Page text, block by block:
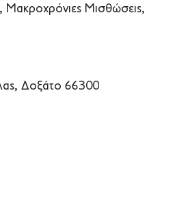
Μακροχρόνιες Μισθώσεις,
Δοξάτο 66300